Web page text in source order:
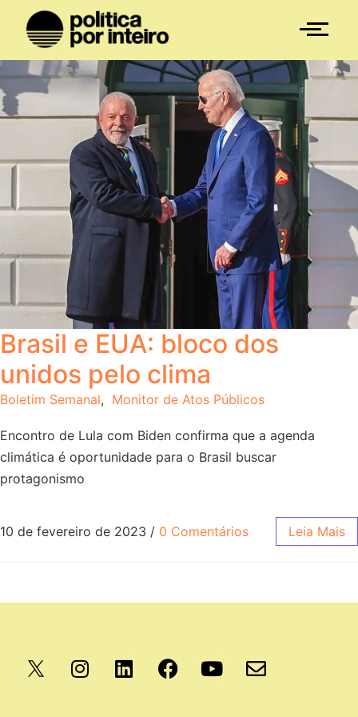
Brasil e EUA: bloco dos
unidos pelo clima
Boletim Semanal, Monitor de Atos Públicos
Encontro de Lula com Biden confirma que a agenda
climática é oportunidade para o Brasil buscar
protagonismo
10 de fevereiro de 2023 / 0 Comentários Leia Mais